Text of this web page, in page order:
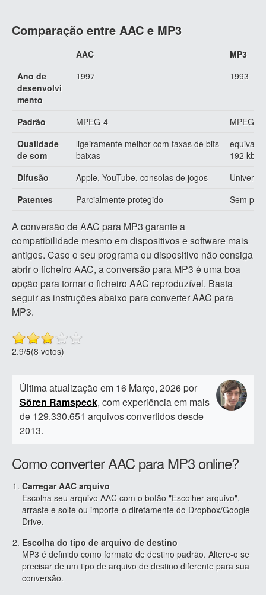
Comparação entre AAC e MP3
AAC
MP3
Ano de
desenvolvi
mento
1997 1993
Padrão MPEG-4
MPEG-1
Qualidade
de som
ligeiramente melhor com taxas de bits
baixas
192 kbps
Difusão
Apple, YouTube, consolas de jogos
Universal
Patentes
Parcialmente protegido Sem
A conversão de AAC para MP3 garante a
compatibilidade mesmo em dispositivos e software mais
antigos. Caso o seu programa ou dispositivo não consiga
abrir o ficheiro AAC, a conversão para MP3 é uma boa
opção para tornar o ficheiro AAC reproduzível. Basta
seguir as instruções abaixo para converter AAC para
MP3.
2.9/5(8 votos)
Última atualização em 16 Março, 2026 por
Sören Ramspeck, com experiência em mais
de 129.330.651 arquivos convertidos desde
2013.
Como converter AAC para MP3 online?
Carregar AAC arquivo
Escolha seu arquivo AAC com o botão "Escolher arquivo",
arraste e solte ou importe-o diretamente do Dropbox/Google
Drive.
Escolha do tipo de arquivo de destino
MP3 é definido como formato de destino padrão. Altere-o se
precisar de um tipo de arquivo de destino diferente para sua
conversão.